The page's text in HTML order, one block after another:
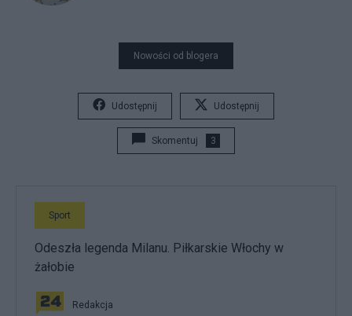
Nowości od blogera
Udostępnij Udostępnij
Skomentuj 3
Sport
Odeszła legenda Milanu. Piłkarskie Włochy w
żałobie
Redakcja